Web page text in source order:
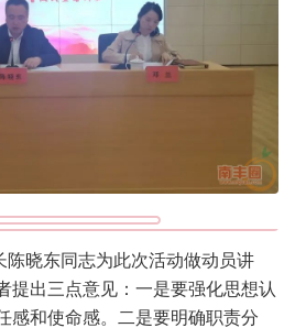
晓东同志为此次活动做动员讲
提出三点意见：一是要强化思想认
感和使命感。二是要明确职责分